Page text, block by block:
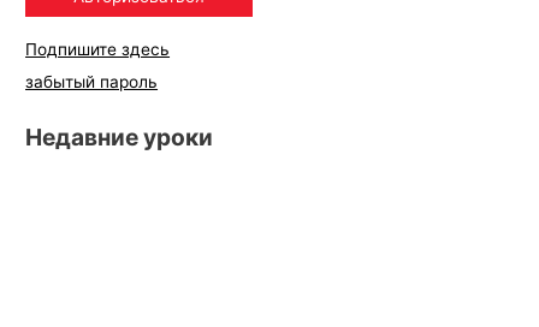
Подпишите здесь
забытый пароль
Недавние уроки